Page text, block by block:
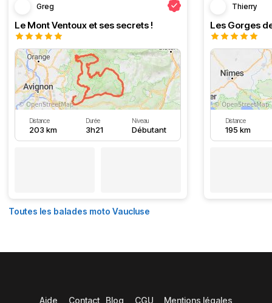
Greg
Le Mont Ventoux et ses secrets !
Distance
203 km
Durée
3h21
Niveau
Débutant
Thierry
Les Gorges
Distance
195 km
Toutes les balades moto Vaucluse
Aide Contact Blog CGU Mentions légales